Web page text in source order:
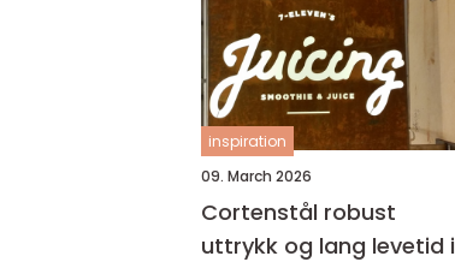
inspiration
09. March 2026
Cortenstål robust
uttrykk og lang levetid i